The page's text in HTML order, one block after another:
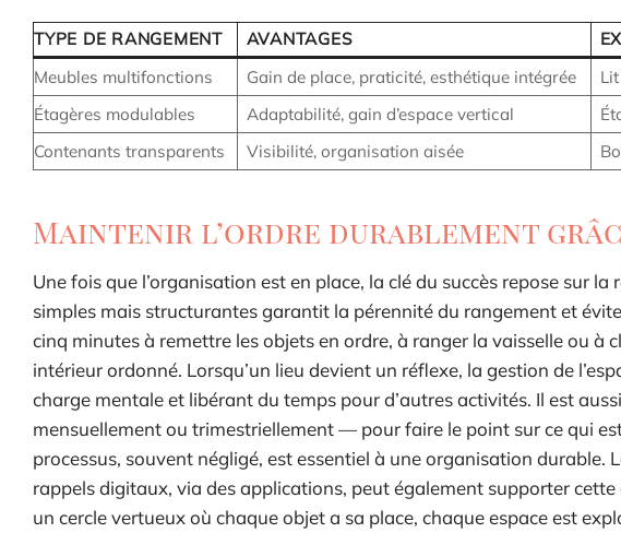
TYPE DE RANGEMENT AVANTAGES
Meubles multifonctions
Gain de place, praticité, esthétique intégrée
Étagères modulables
Adaptabilité, gain d’espace vertical
Contenants transparents
Visibilité, organisation aisée
Maintenir l’ordre durablement
Une fois que l’organisation est en place, la clé du succès repose sur
simples mais structurantes garantit la pérennité du rangement et
cinq minutes à remettre les objets en ordre, à ranger la vaisselle ou à
intérieur ordonné. Lorsqu’un lieu devient un réflexe, la gestion de
charge mentale et libérant du temps pour d’autres activités. Il est
mensuellement ou trimestriellement — pour faire le point sur ce qui
processus, souvent négligé, est essentiel à une organisation
rappels digitaux, via des applications, peut également supporter
un cercle vertueux où chaque objet a sa place, chaque espace est